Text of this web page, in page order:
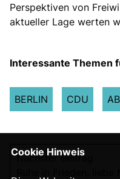
Perspektiven von
aktueller Lage werten
Interessante Themen
BERLIN CDU
Nächster Beitrag
Cookie Hinweis